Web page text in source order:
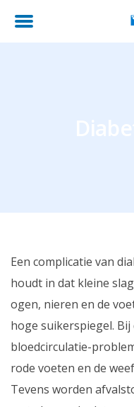
Een complicatie van
houdt in dat kleine
ogen, nieren en de
hoge suikerspiegel.
bloedcirculatie-
rode voeten en de
Tevens worden